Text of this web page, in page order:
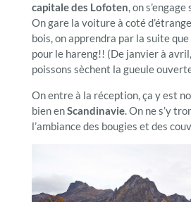
capitale des Lofoten, on
On gare la voiture à coté
bois, on apprendra par la suite
pour le hareng!! (De janvier à
poissons sèchent la gueule
On entre à la réception, ça y est
bien enScandinavie. On ne s’y
l’ambiance des bougies et des